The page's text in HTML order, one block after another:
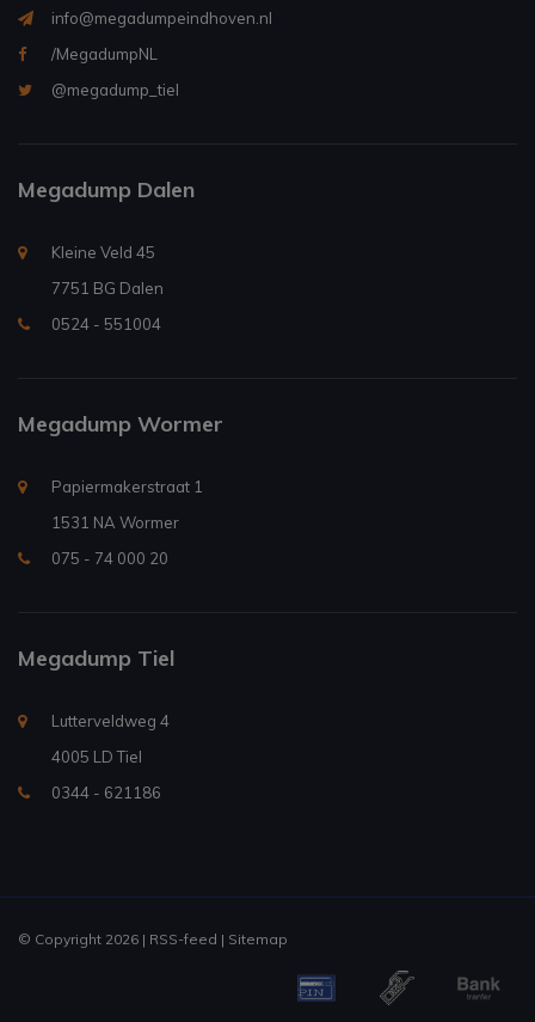
info@megadumpeindhoven.nl
/MegadumpNL
@megadump_tiel
Megadump Dalen
Kleine Veld 45
7751 BG Dalen
0524 - 551004
Megadump Wormer
Papiermakerstraat 1
1531 NA Wormer
075 - 74 000 20
Megadump Tiel
Lutterveldweg 4
4005 LD Tiel
0344 - 621186
© Copyright 2026 | RSS-feed | Sitemap